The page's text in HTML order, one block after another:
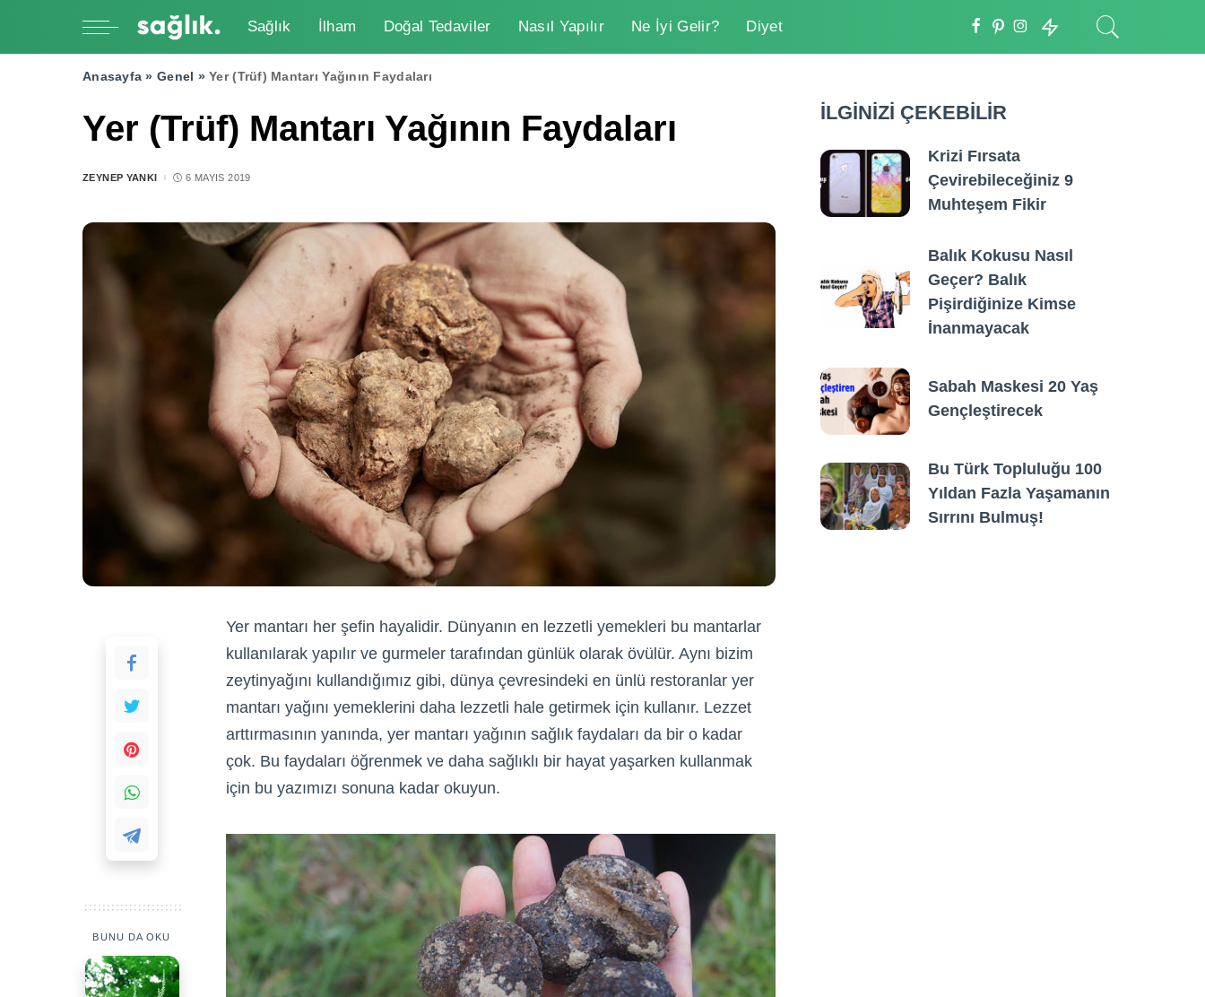
Sağlık İlham Doğal Tedaviler Nasıl Yapılır Ne İyi Gelir? Diyet
Anasayfa » Genel »Yer (Trüf) Mantarı Yağının Faydaları
Yer (Trüf) Mantarı Yağının Faydaları
POSTED
ZEYNEP YANKI 6 MAYIS 2019
BUNU DA OKU
Yer mantarı her şefin hayalidir. Dünyanın en lezzetli yemekleri bu mantarlar
kullanılarak yapılır ve gurmeler tarafından günlük olarak övülür. Aynı bizim
zeytinyağını kullandığımız gibi, dünya çevresindeki en ünlü restoranlar yer
mantarı yağını yemeklerini daha lezzetli hale getirmek için kullanır. Lezzet
arttırmasının yanında, yer mantarı yağının sağlık faydaları da bir o kadar
çok. Bu faydaları öğrenmek ve daha sağlıklı bir hayat yaşarken kullanmak
için bu yazımızı sonuna kadar okuyun.
İLGİNİZİ ÇEKEBİLİR
Krizi Fırsata
Çevirebileceğiniz 9
Muhteşem Fikir
Balık Kokusu Nasıl
Geçer? Balık
Pişirdiğinize Kimse
İnanmayacak
Sabah Maskesi 20 Yaş
Gençleştirecek
Bu Türk Topluluğu 100
Yıldan Fazla Yaşamanın
Sırrını Bulmuş!